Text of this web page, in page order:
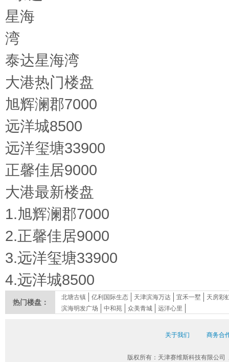
泰达星海湾
大港热门楼盘
旭辉澜郡7000
远洋城8500
远洋玺塘33900
正馨佳居9000
大港最新楼盘
1.旭辉澜郡7000
2.正馨佳居9000
3.远洋玺塘33900
4.远洋城8500
热门楼盘：
北塘古镇 亿利国际生态 天津滨海万达 宜禾一墅
天房彩
滨海明发广场
中和苑 众美青城 远洋心里
关于我们 商务合
版权所有：天津赛维斯科技有限公司